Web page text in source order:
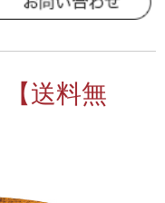
送料無